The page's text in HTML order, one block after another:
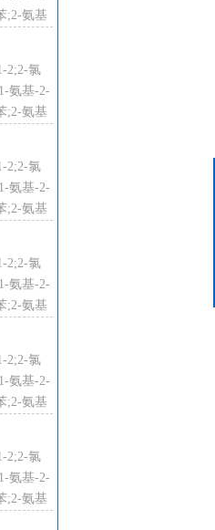
间8
人
;2-氨基
2;2-氯
氨基-2-
;2-氨基
2;2-氯
氨基-2-
;2-氨基
2;2-氯
氨基-2-
;2-氨基
2;2-氯
氨基-2-
;2-氨基
2;2-氯
氨基-2-
;2-氨基